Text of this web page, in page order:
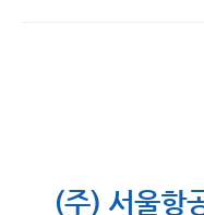
(주) 서울항